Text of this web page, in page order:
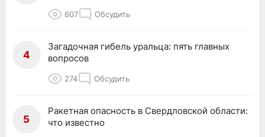
607 Обсудить
4
Загадочная гибель уральца: пять главных
вопросов
274 Обсудить
5
Ракетная опасность в Свердловской области:
что известно